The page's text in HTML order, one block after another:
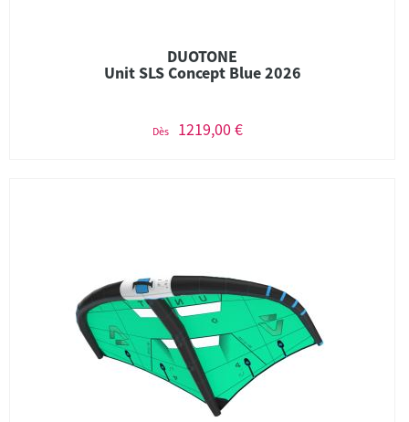
DUOTONE
Unit SLS Concept Blue 2026
Dès 1219,00 €